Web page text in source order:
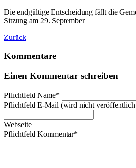
Die endgültige Entscheidung fällt die
Sitzung am 29. September.
Zurück
Kommentare
Einen Kommentar schreiben
Pflichtfeld Name*
Pflichtfeld E-Mail (wird nicht
Webseite
Pflichtfeld Kommentar*